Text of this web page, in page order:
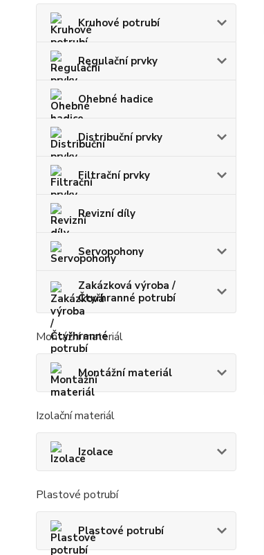
Kruhové potrubí
Regulační prvky
Ohebné hadice
Distribuční prvky
Filtrační prvky
Revizní díly
Servopohony
Zakázková výroba /
Čtyřhranné potrubí
Montážní materiál
Montážní materiál
Izolační materiál
Izolace
Plastové potrubí
Plastové potrubí